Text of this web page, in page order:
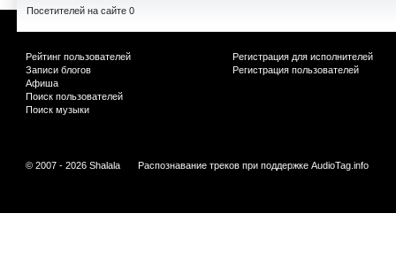
Посетителей на сайте 0
Рейтинг пользователей
Записи блогов
Афиша
Поиск пользователей
Поиск музыки
Регистрация для исполнителей
Регистрация пользователей
© 2007 - 2026 Shalala Распознавание треков при поддержке AudioTag.info